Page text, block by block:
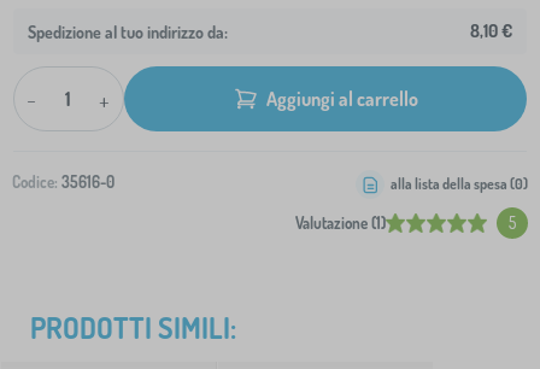
Spedizione al tuo indirizzo da: 8,10 €
- + Aggiungi al carrello
Codice: 35616-0
Valutazione (1) 5
alla lista della spesa (0)
PRODOTTI SIMILI: